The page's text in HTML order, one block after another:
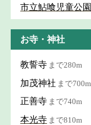
市立鮎喰児童公園
お寺・神社
教誓寺 まで280m
加茂神社 まで700m
正善寺 まで740m
本光寺 まで810m